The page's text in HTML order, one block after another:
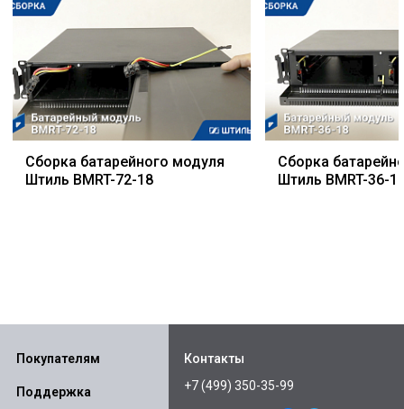
Сборка батарейного модуля
Штиль BMRT-72-18
Сборка
Штиль BMRT-36-
Покупателям
Поддержка
Контакты
+7 (499) 350-35-99